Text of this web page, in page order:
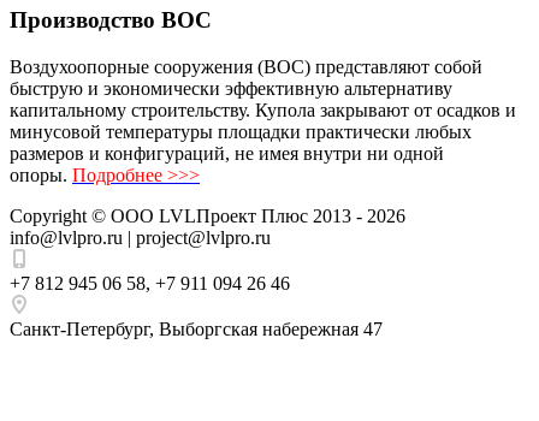
Производство ВОС
Воздухоопорные сооружения (ВОС) представляют собой
быструю и экономически эффективную альтернативу
капитальному строительству. Купола закрывают от осадков и
минусовой температуры площадки практически любых
размеров и конфигураций, не имея внутри ни одной
опоры. Подробнее >>>
Copyright © ООО LVLПроект Плюс 2013 - 2026
info@lvlpro.ru | project@lvlpro.ru
+7 812 945 06 58, +7 911 094 26 46
Санкт-Петербург, Выборгская набережная 47